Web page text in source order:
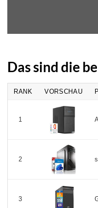
Das sind die
RANK VORSCHAU
1
2
3